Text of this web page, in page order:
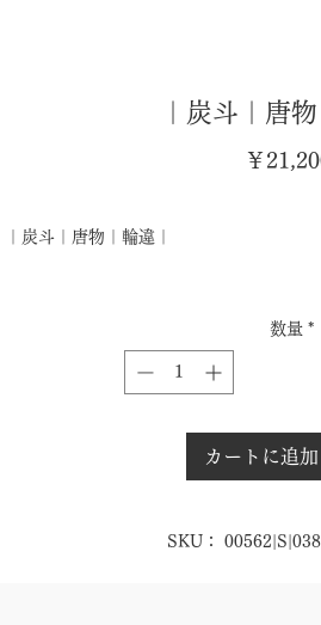
｜炭斗｜唐
￥
｜炭斗｜唐物｜輪違｜
数量 *
カートに追加
SKU：